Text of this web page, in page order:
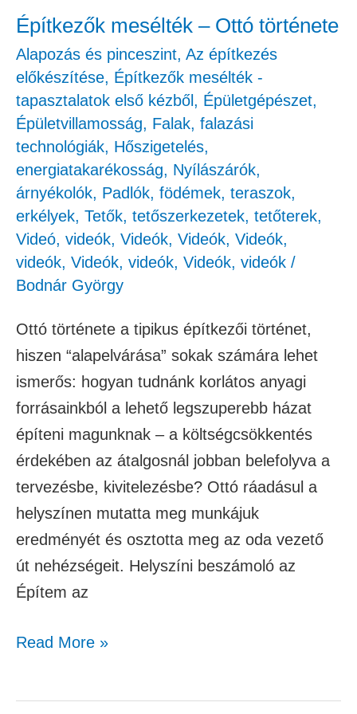
Építkezők mesélték – Ottó története
Alapozás és pinceszint, Az építkezés
előkészítése, Építkezők mesélték -
tapasztalatok első kézből , Épületgépészet,
Épületvillamosság, Falak, falazási
technológiák, Hőszigetelés,
energiatakarékosság, Nyílászárók,
árnyékolók, Padlók, födémek, teraszok,
erkélyek, Tetők, tetőszerkezetek, tetőterek,
Videó, videók, Videók, Videók, Videók,
videók, Videók, videók, Videók, videók /
Bodnár György
Ottó története a tipikus építkezői történet,
hiszen “alapelvárása” sokak számára lehet
ismerős: hogyan tudnánk korlátos anyagi
forrásainkból a lehető legszuperebb házat
építeni magunknak – a költségcsökkentés
érdekében az átalgosnál jobban belefolyva a
tervezésbe, kivitelezésbe? Ottó ráadásul a
helyszínen mutatta meg munkájuk
eredményét és osztotta meg az oda vezető
út nehézségeit. Helyszíni beszámoló az
Építem az
Read More »